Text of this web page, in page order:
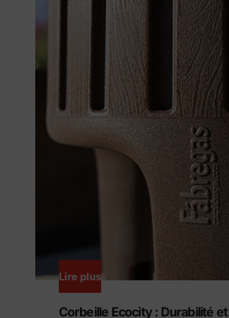
Lire plus
Corbeille Ecocity : Durabilité